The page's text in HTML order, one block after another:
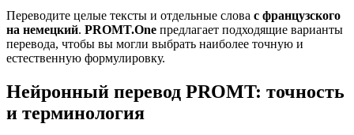
Переводите целые тексты и отдельные слова с французского
на немецкий. PROMT.One предлагает подходящие варианты
перевода, чтобы вы могли выбрать наиболее точную и
естественную формулировку.
Нейронный перевод PROMT: точность
и терминология